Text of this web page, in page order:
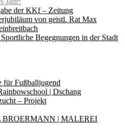
der KKf – Zeitung
von geistl. Rat Max
Begegnungen in der Stadt
für Fußballjugend
| Dschang
– Projekt
| MALEREI